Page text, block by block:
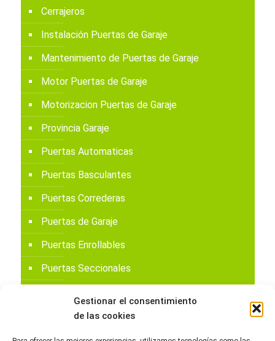
Gestionar el consentimiento
de las cookies
Cerrajeros
Instalación Puertas de Garaje
Mantenimiento de Puertas de Garaje
Motor Puertas de Garaje
Motorizacion Puertas de Garaje
Provincia Garaje
Puertas Automaticas
Puertas Basculantes
Puertas Correderas
Puertas de Garaje
Puertas Enrollables
Puertas Seccionales
Sin categoría